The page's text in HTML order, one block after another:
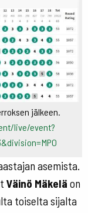
jälkeen.
live/event?
asemista.
Väinö Mäkelä on
toiselta sijalta